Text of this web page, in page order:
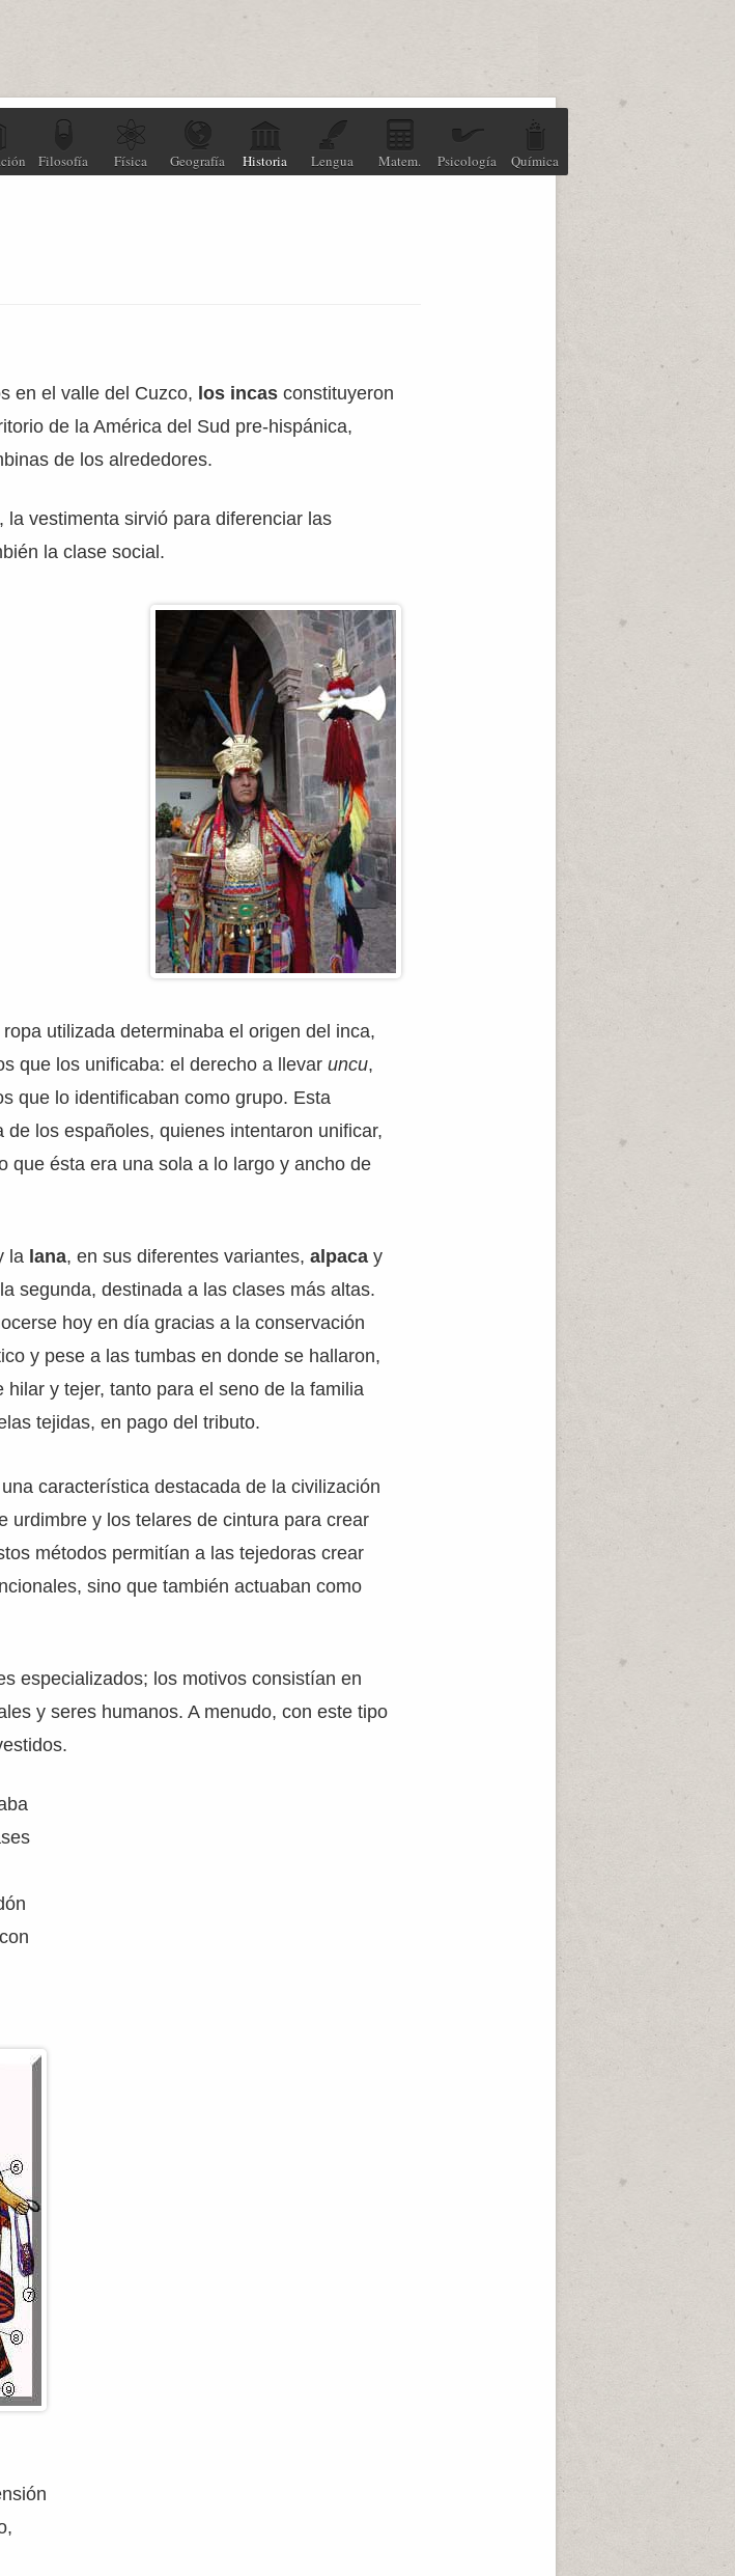
Filosofía Física Geografía Historia Lengua Matem. Psicología Química
en el valle del Cuzco, los incas constituyeron
de la América del Sud pre-hispánica,
de los alrededores.
vestimenta sirvió para diferenciar las
la clase social.
utilizada determinaba el origen del inca,
que los unificaba: el derecho a llevaruncu,
que lo identificaban como grupo. Esta
los españoles, quienes intentaron unificar,
que ésta era una sola a lo largo y ancho de
la lana, en sus diferentes variantes,alpaca y
segunda, destinada a las clases más altas.
hoy en día gracias a la conservación
y pese a las tumbas en donde se hallaron,
y tejer, tanto para el seno de la familia
tejidas, en pago del tributo.
característica destacada de la civilización
urdimbre y los telares de cintura para crear
métodos permitían a las tejedoras crear
sino que también actuaban como
especializados; los motivos consistían en
y seres humanos. A menudo, con este tipo